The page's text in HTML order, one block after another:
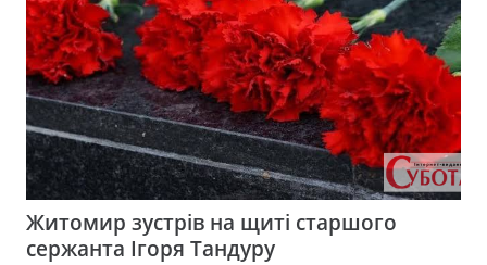
Житомир зустрів на щиті старшого
сержанта Ігоря Тандуру